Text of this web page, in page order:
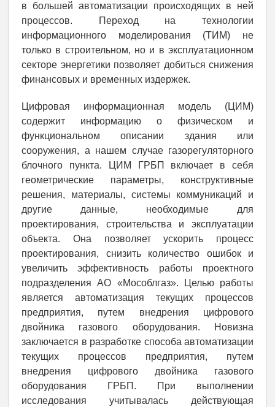
в большей автоматизации происходящих в ней
процессов. Переход на технологии
информационного моделирования (ТИМ) не
только в строительном, но и в эксплуатационном
секторе энергетики позволяет добиться снижения
финансовых и временных издержек.
Цифровая информационная модель (ЦИМ)
содержит информацию о физическом и
функциональном описании здания или
сооружения, а нашем случае газорегуляторного
блочного пункта. ЦИМ ГРБП включает в себя
геометрические параметры, конструктивные
решения, материалы, системы коммуникаций и
другие данные, необходимые для
проектирования, строительства и эксплуатации
объекта. Она позволяет ускорить процесс
проектирования, снизить количество ошибок и
увеличить эффективность работы проектного
подразделения АО «Мособлгаз». Целью работы
является автоматизация текущих процессов
предприятия, путем внедрения цифрового
двойника газового оборудования. Новизна
заключается в разработке способа автоматизации
текущих процессов предприятия, путем
внедрения цифрового двойника газового
оборудования ГРБП. При выполнении
исследования учитывалась действующая